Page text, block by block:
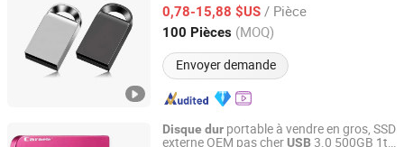
0,78-15,88 $US / Pièce
100 Pièces (MOQ)
Envoyer demande
Guangdong, China Depuis 2024
Disque dur portable à vendre en gros, SSD
externe OEM pas cherUSB3.0 500GB 1tb